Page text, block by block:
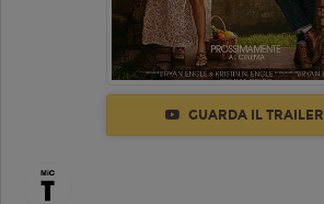
GUARDA IL TRAILER